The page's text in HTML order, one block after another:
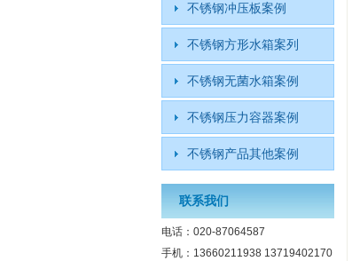
不锈钢冲压板案例
不锈钢方形水箱案列
不锈钢无菌水箱案例
不锈钢压力容器案例
不锈钢产品其他案例
联系我们
电话：020-87064587
手机：13660211938 13719402170